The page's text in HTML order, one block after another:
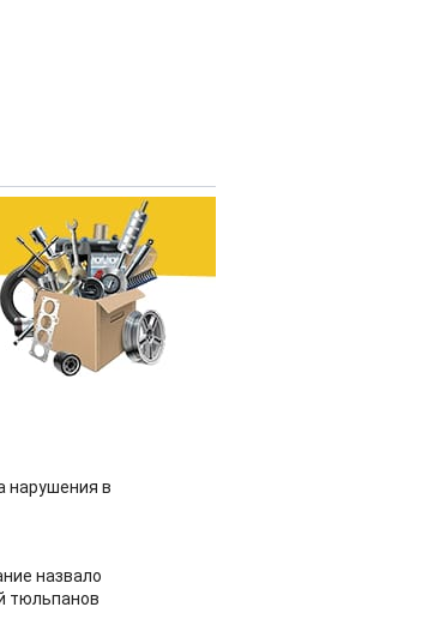
нарушения в
назвало
тюльпанов